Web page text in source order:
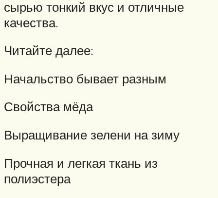
сырью тонкий вкус и отличные
качества.
Читайте далее:
Начальство бывает разным
Свойства мёда
Выращивание зелени на зиму
Прочная и легкая ткань из
полиэстера